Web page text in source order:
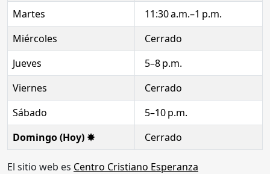
Martes
11:30 a.m.–1 p.m.
Miércoles
Cerrado
Jueves
5–8 p.m.
Viernes
Cerrado
Sábado
5–10 p.m.
Domingo (Hoy) ✸
Cerrado
El sitio web es Centro Cristiano Esperanza